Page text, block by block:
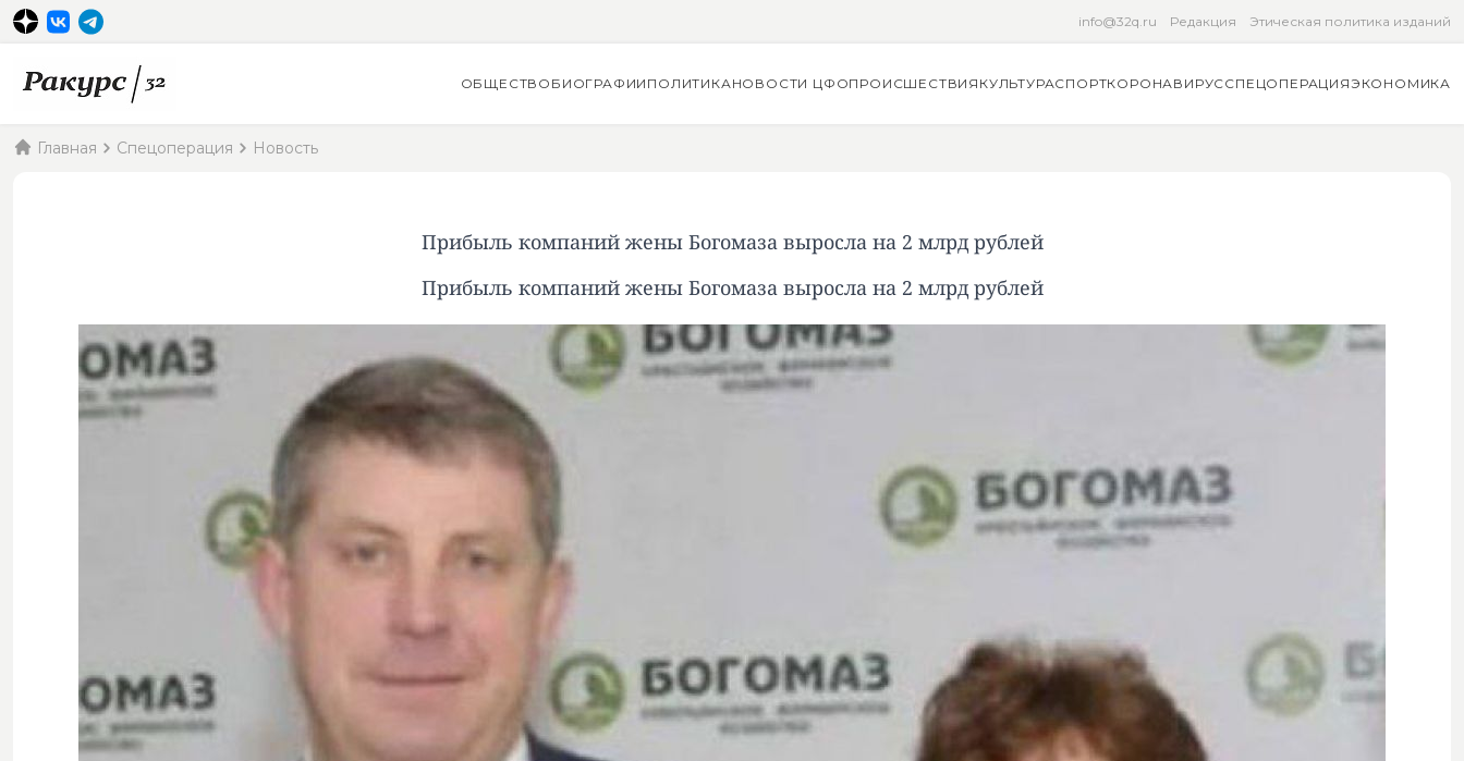
info@32q.ru Редакция Этическая политика изданий
ОБЩЕСТВО БИОГРАФИИ ПОЛИТИКАНОВОСТИ ЦФОПРОИСШЕСТВИЯ КУЛЬТУРАСПОРТКОРОНАВИРУССПЕЦОПЕРАЦИЯЭКОНОМИКА
Главная Спецоперация Новость
Прибыль компаний жены Богомаза выросла на 2 млрд рублей
Прибыль компаний жены Богомаза выросла на 2 млрд рублей